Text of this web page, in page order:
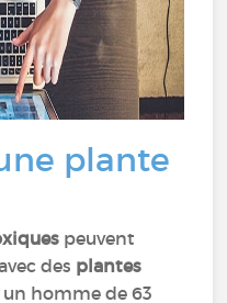
plante
peuvent
des plantes
un homme de 63